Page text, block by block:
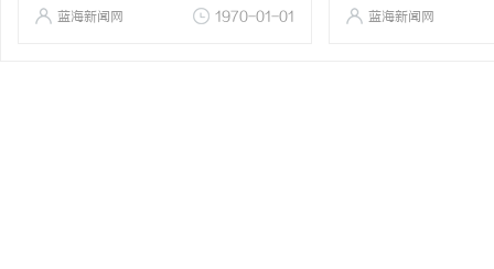
蓝海新闻网 1970-01-01 蓝海新闻网